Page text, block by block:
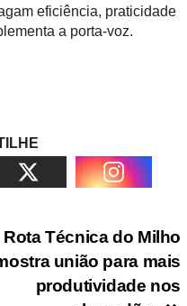
eficiência, praticidade
a porta-voz.
Rota Técnica do Milho
união para mais
produtividade nos